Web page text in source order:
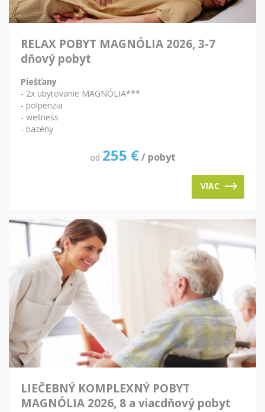
RELAX POBYT MAGNÓLIA 2026, 3-7
dňový pobyt
Piešťany
- 2x ubytovanie MAGNÓLIA***
- polpenzia
- wellness
- bazény
od 255 € / pobyt
VIAC
LIEČEBNÝ KOMPLEXNÝ POBYT
MAGNÓLIA 2026, 8 a viacdňový pobyt